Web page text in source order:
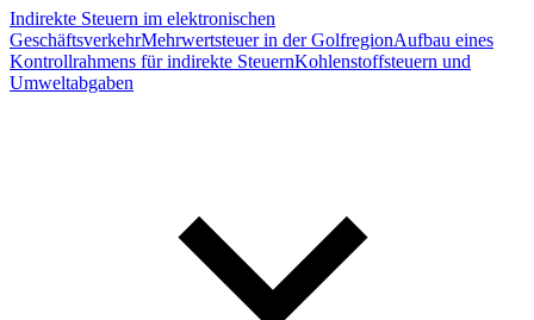
Indirekte Steuern im elektronischen
GeschäftsverkehrMehrwertsteuer in der GolfregionAufbau eines
Kontrollrahmens für indirekte SteuernKohlenstoffsteuern und
Umweltabgaben